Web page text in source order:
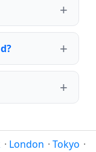
· London · Tokyo ·